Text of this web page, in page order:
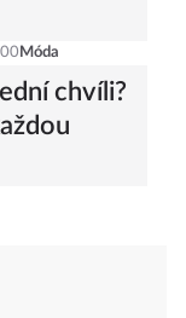
Móda
chvíli?